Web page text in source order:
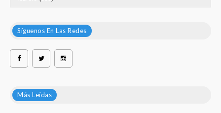
Síguenos En Las Redes
Más Leídas